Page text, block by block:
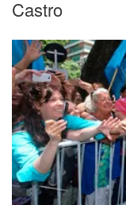
Castro